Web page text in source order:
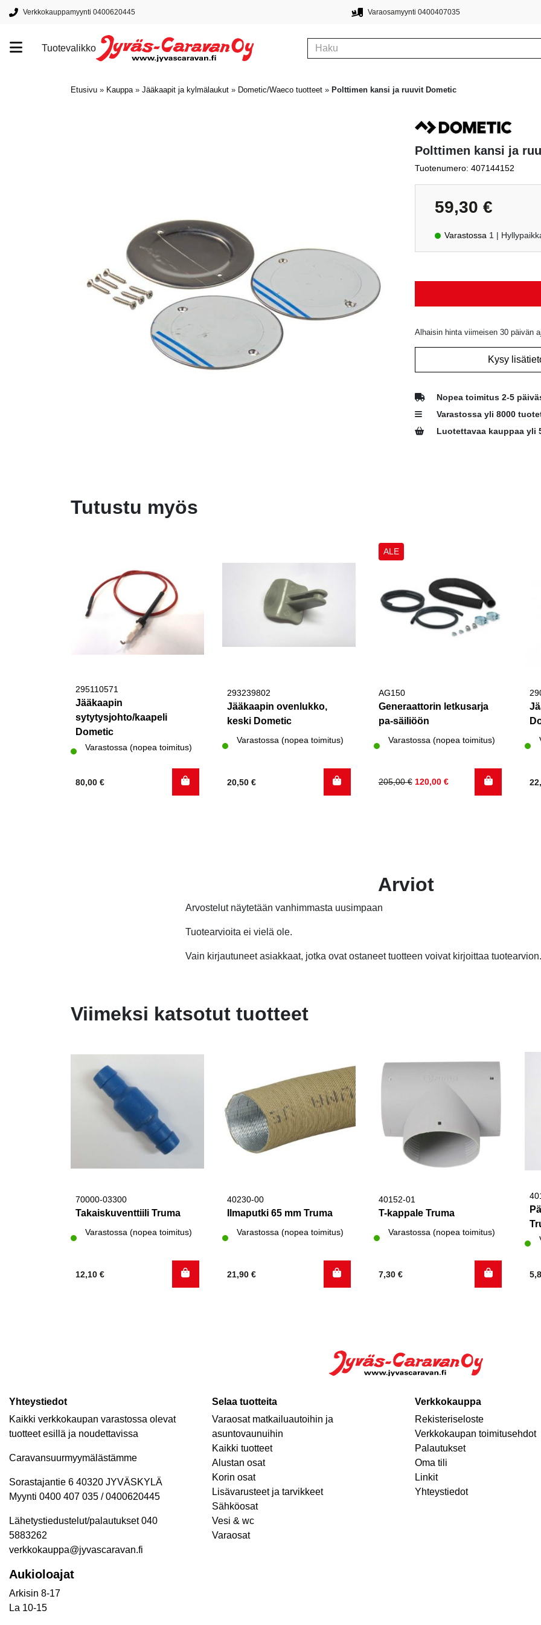
Verkkokauppamyynti 0400620445 Varaosamyynti 0400407035
Tuotevalikko
Etusivu » Kauppa» Jääkaapit ja kylmälaukut » Dometic/Waeco tuotteet » Polttimen kansi ja ruuvit Dometic
Polttimen kansi ja
Tuotenumero: 407144152
59,30 €
Varastossa 1 |
Alhaisin hinta viimeisen 30 päivän
Kysy
Nopea toimitus 2-5
Varastossa yli 8000
Luotettavaa kauppaa yli
Tutustu myös
295110571
Jääkaapin
sytytysjohto/kaapeli
Dometic
Varastossa (nopea toimitus)
80,00 €
293239802
Jääkaapin ovenlukko,
keski Dometic
Varastossa (nopea toimitus)
20,50 €
ALE
AG150
Generaattorin letkusarja
pa-säiliöön
Varastossa (nopea toimitus)
205,00€
Alkuperäinen
120,00 €
Nykyinen
Arviot
Arvostelut näytetään vanhimmasta uusimpaan
Tuotearvioita ei vielä ole.
Vain kirjautuneet asiakkaat, jotka ovat ostaneet tuotteen voivat kirjoittaa tuotearvion.
Viimeksi katsotut tuotteet
70000-03300
Takaiskuventtiili Truma
Varastossa (nopea toimitus)
12,10 €
40230-00
Ilmaputki 65 mm Truma
Varastossa (nopea toimitus)
21,90 €
40152-01
T-kappale Truma
Varastossa (nopea toimitus)
7,30 €
Yhteystiedot
Kaikki verkkokaupan varastossa olevat
tuotteet esillä ja noudettavissa
Caravansuurmyymälästämme
Sorastajantie 6 40320 JYVÄSKYLÄ
Myynti 0400 407 035 / 0400620445
Lähetystiedustelut/palautukset 040
5883262
verkkokauppa@jyvascaravan.fi
Aukioloajat
Arkisin 8-17
La 10-15
Selaa tuotteita
Varaosat matkailuautoihin ja
asuntovaunuihin
Kaikki tuotteet
Alustan osat
Korin osat
Lisävarusteet ja tarvikkeet
Sähköosat
Vesi & wc
Varaosat
Verkkokauppa
Rekisteriseloste
Verkkokaupan toimitusehdot
Palautukset
Oma tili
Linkit
Yhteystiedot